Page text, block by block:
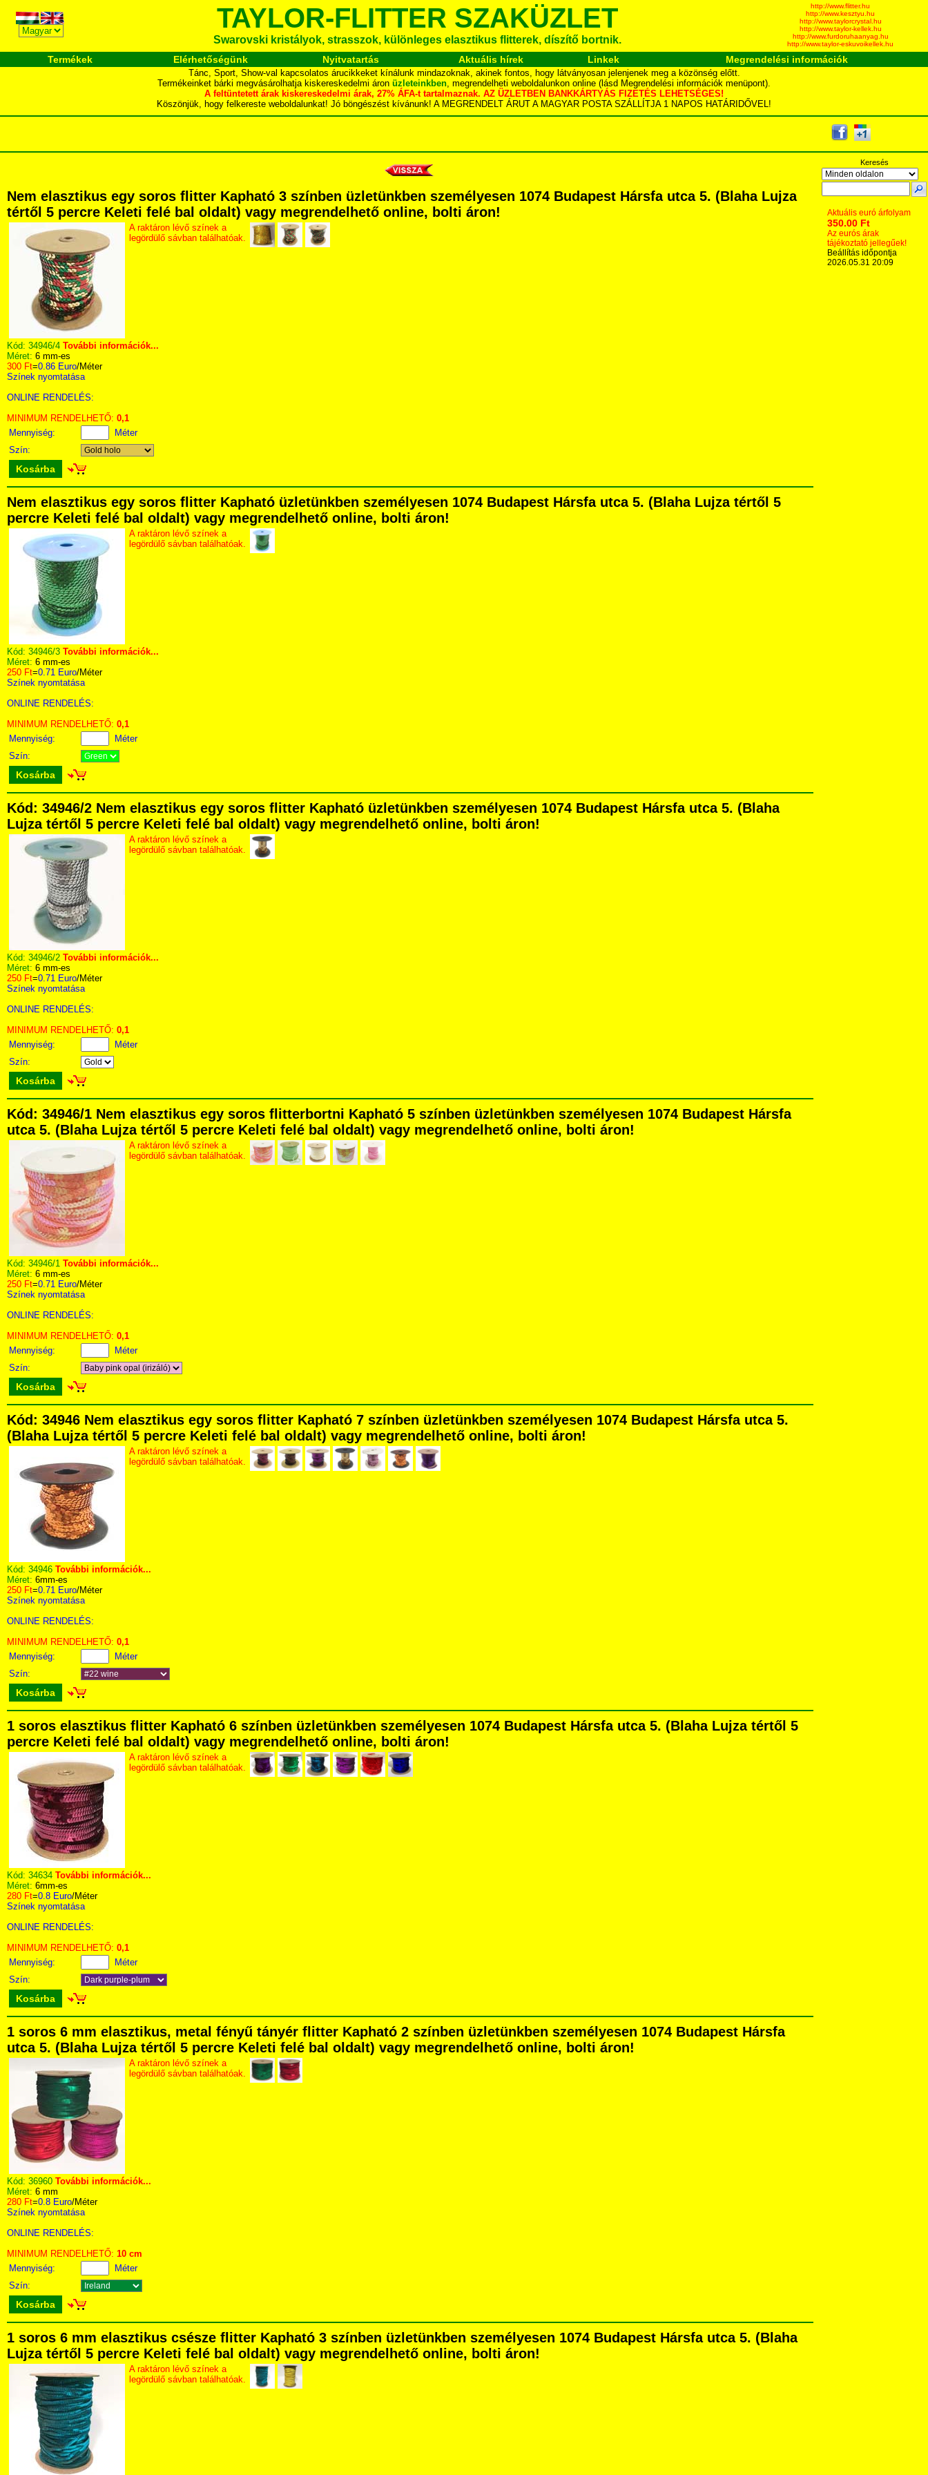
TAYLOR-FLITTER SZAKÜZLET
Swarovski kristályok, strasszok, különleges elasztikus flitterek, díszítő bortnik.
http://www.flitter.hu
http://www.kesztyu.hu
http://www.taylorcrystal.hu
http://www.taylor-kellek.hu
http://www.furdoruhaanyag.hu
http://www.taylor-eskuvoikellek.hu
Termékek Elérhetőségünk Nyitvatartás Aktuális hírek Linkek Megrendelési információk
Tánc, Sport, Show-val kapcsolatos árucikkeket kínálunk mindazoknak, akinek fontos, hogy látványosan jelenjenek meg a közönség előtt.
Termékeinket bárki megvásárolhatja kiskereskedelmi áron üzleteinkben, megrendelheti weboldalunkon online (lásd Megrendelési információk menüpont).
A feltüntetett árak kiskereskedelmi árak, 27% ÁFA-t tartalmaznak. AZ ÜZLETBEN BANKKÁRTYÁS FIZETÉS LEHETSÉGES!
Köszönjük, hogy felkereste weboldalunkat! Jó böngészést kívánunk! A MEGRENDELT ÁRUT A MAGYAR POSTA SZÁLLÍTJA 1 NAPOS HATÁRIDŐVEL!
Nem elasztikus egy soros flitter Kapható 3 színben üzletünkben személyesen 1074 Budapest Hársfa utca 5. (Blaha Lujza
tértől 5 percre Keleti felé bal oldalt) vagy megrendelhető online, bolti áron!
A raktáron lévő színek a
legördülő sávban találhatóak.
Kód: 34946/4 További információk...
Méret: 6 mm-es
300 Ft=0.86 Euro/Méter
Színek nyomtatása
ONLINE RENDELÉS:
MINIMUM RENDELHETŐ: 0,1
Mennyiség:
Méter
Szín:
Kosárba
Nem elasztikus egy soros flitter Kapható üzletünkben személyesen 1074 Budapest Hársfa utca 5. (Blaha Lujza tértől 5
percre Keleti felé bal oldalt) vagy megrendelhető online, bolti áron!
A raktáron lévő színek a
legördülő sávban találhatóak.
Kód: 34946/3 További információk...
Méret: 6 mm-es
250 Ft=0.71 Euro/Méter
Színek nyomtatása
ONLINE RENDELÉS:
MINIMUM RENDELHETŐ: 0,1
Mennyiség:
Méter
Szín:
Kosárba
Kód: 34946/2 Nem elasztikus egy soros flitter Kapható üzletünkben személyesen 1074 Budapest Hársfa utca 5. (Blaha
Lujza tértől 5 percre Keleti felé bal oldalt) vagy megrendelhető online, bolti áron!
A raktáron lévő színek a
legördülő sávban találhatóak.
Kód: 34946/2 További információk...
Méret: 6 mm-es
250 Ft=0.71 Euro/Méter
Színek nyomtatása
ONLINE RENDELÉS:
MINIMUM RENDELHETŐ: 0,1
Mennyiség:
Méter
Szín:
Kosárba
Kód: 34946/1 Nem elasztikus egy soros flitterbortni Kapható 5 színben üzletünkben személyesen 1074 Budapest Hársfa
utca 5. (Blaha Lujza tértől 5 percre Keleti felé bal oldalt) vagy megrendelhető online, bolti áron!
A raktáron lévő színek a
legördülő sávban találhatóak.
Kód: 34946/1 További információk...
Méret: 6 mm-es
250 Ft=0.71 Euro/Méter
Színek nyomtatása
ONLINE RENDELÉS:
MINIMUM RENDELHETŐ: 0,1
Mennyiség:
Méter
Szín:
Kosárba
Kód: 34946 Nem elasztikus egy soros flitter Kapható 7 színben üzletünkben személyesen 1074 Budapest Hársfa utca 5.
(Blaha Lujza tértől 5 percre Keleti felé bal oldalt) vagy megrendelhető online, bolti áron!
A raktáron lévő színek a
legördülő sávban találhatóak.
Kód: 34946 További információk...
Méret: 6mm-es
250 Ft=0.71 Euro/Méter
Színek nyomtatása
ONLINE RENDELÉS:
MINIMUM RENDELHETŐ: 0,1
Mennyiség:
Méter
Szín:
Kosárba
1 soros elasztikus flitter Kapható 6 színben üzletünkben személyesen 1074 Budapest Hársfa utca 5. (Blaha Lujza tértől 5
percre Keleti felé bal oldalt) vagy megrendelhető online, bolti áron!
A raktáron lévő színek a
legördülő sávban találhatóak.
Kód: 34634 További információk...
Méret: 6mm-es
280 Ft=0.8 Euro/Méter
Színek nyomtatása
ONLINE RENDELÉS:
MINIMUM RENDELHETŐ: 0,1
Mennyiség:
Méter
Szín:
Kosárba
1 soros 6 mm elasztikus, metal fényű tányér flitter Kapható 2 színben üzletünkben személyesen 1074 Budapest Hársfa
utca 5. (Blaha Lujza tértől 5 percre Keleti felé bal oldalt) vagy megrendelhető online, bolti áron!
A raktáron lévő színek a
legördülő sávban találhatóak.
Kód: 36960 További információk...
Méret: 6 mm
280 Ft=0.8 Euro/Méter
Színek nyomtatása
ONLINE RENDELÉS:
MINIMUM RENDELHETŐ: 10 cm
Mennyiség:
Méter
Szín:
Kosárba
1 soros 6 mm elasztikus csésze flitter Kapható 3 színben üzletünkben személyesen 1074 Budapest Hársfa utca 5. (Blaha
Lujza tértől 5 percre Keleti felé bal oldalt) vagy megrendelhető online, bolti áron!
A raktáron lévő színek a
legördülő sávban találhatóak.
Keresés
Aktuális euró árfolyam
350.00 Ft
Az eurós árak
tájékoztató jellegűek!
Beállítás időpontja
2026.05.31 20:09